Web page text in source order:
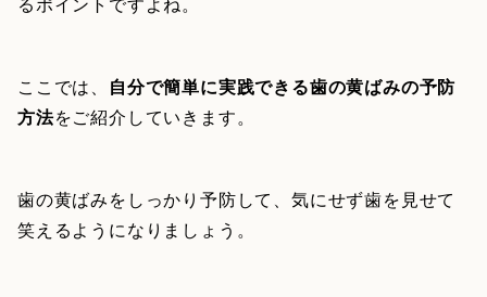
ここでは、 自分で簡単に実践できる歯の黄ばみの予防
方法をご紹介していきます。
歯の黄ばみをしっかり予防して、気にせず歯を見せて
笑えるようになりましょう。